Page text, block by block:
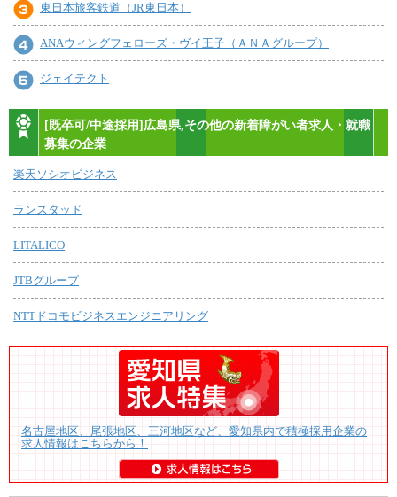
東日本旅客鉄道（JR東日本）
ANAウィングフェローズ・ヴイ王子（ＡＮＡグループ）
ジェイテクト
[既卒可/中途採用]広島県,その他の新着障がい者求人・就職
募集の企業
楽天ソシオビジネス
ランスタッド
LITALICO
JTBグループ
NTTドコモビジネスエンジニアリング
名古屋地区、尾張地区、三河地区など、愛知県内で積極採用企業の
求人情報はこちらから！